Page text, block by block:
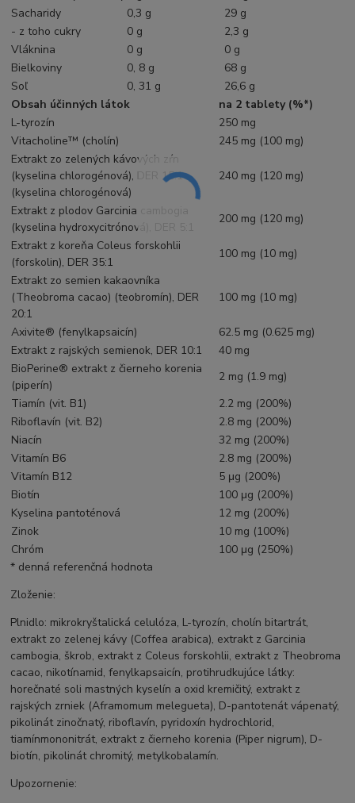
Sacharidy
0,3 g
29 g
- z toho cukry
0 g
2,3 g
Vláknina
0 g
0 g
Bielkoviny
0, 8 g
68 g
Soľ
0, 31 g
26,6 g
Obsah účinných látok
na 2 tablety (%*)
L-tyrozín
250 mg
Vitacholine™ (cholín)
245 mg (100 mg)
Extrakt zo zelených kávových zŕn
(kyselina chlorogénová), DER 15:1
(kyselina chlorogénová)
240 mg (120 mg)
Extrakt z plodov Garcinia cambogia
(kyselina hydroxycitrónová), DER 5:1
200 mg (120 mg)
Extrakt z koreňa Coleus forskohlii
(forskolin), DER 35:1
100 mg (10 mg)
Extrakt zo semien kakaovníka
(Theobroma cacao) (teobromín), DER
20:1
100 mg (10 mg)
Axivite® (fenylkapsaicín)
62.5 mg (0.625 mg)
Extrakt z rajských semienok, DER 10:1
40 mg
BioPerine®️ extrakt z čierneho korenia
(piperín)
2 mg (1.9 mg)
Tiamín (vit. B1)
2.2 mg (200%)
Riboflavín (vit. B2)
2.8 mg (200%)
Niacín
32 mg (200%)
Vitamín B6
2.8 mg (200%)
Vitamín B12
5 μg (200%)
Biotín
100 μg (200%)
Kyselina pantoténová
12 mg (200%)
Zinok
10 mg (100%)
Chróm
100 μg (250%)
* denná referenčná hodnota
Zloženie:
Plnidlo: mikrokryštalická celulóza, L-tyrozín, cholín bitartrát,
extrakt zo zelenej kávy (Coffea arabica), extrakt z Garcinia
cambogia, škrob, extrakt z Coleus forskohlii, extrakt z Theobroma
cacao, nikotínamid, fenylkapsaicín, protihrudkujúce látky:
horečnaté soli mastných kyselín a oxid kremičitý, extrakt z
rajských zrniek (Aframomum melegueta), D-pantotenát vápenatý,
pikolinát zinočnatý, riboflavín, pyridoxín hydrochlorid,
tiamínmononitrát, extrakt z čierneho korenia (Piper nigrum), D-
biotín, pikolinát chromitý, metylkobalamín.
Upozornenie: